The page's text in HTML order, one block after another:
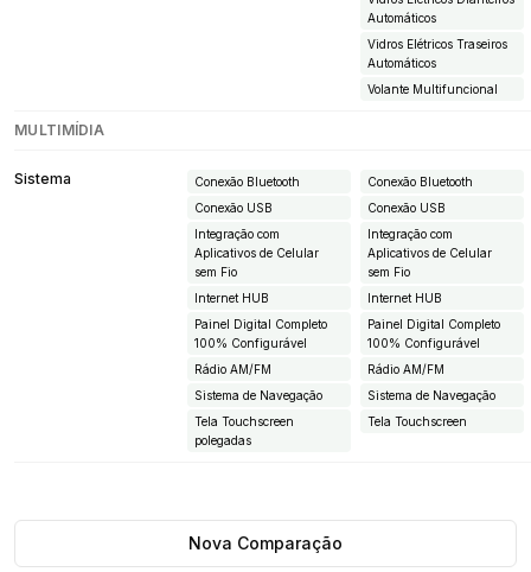
Automáticos
Vidros Elétricos Traseiros
Automáticos
Volante Multifuncional
MULTIMÍDIA
Sistema
Conexão Bluetooth
Conexão USB
Integração com
Aplicativos de Celular
sem Fio
Internet HUB
Painel Digital Completo
100% Configurável
Rádio AM/FM
Sistema de Navegação
Tela Touchscreen
polegadas
Conexão Bluetooth
Conexão USB
Integração com
Aplicativos de Celular
sem Fio
Internet HUB
Painel Digital Completo
100% Configurável
Rádio AM/FM
Sistema de Navegação
Tela Touchscreen
Nova Comparação